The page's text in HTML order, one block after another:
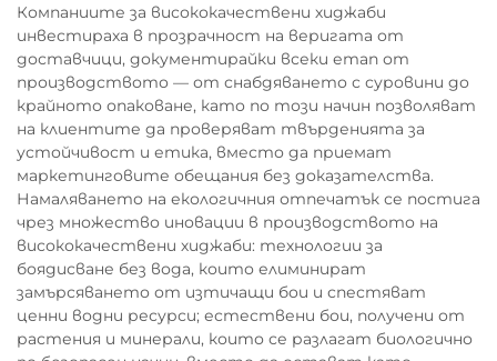
Компаниите за висококачествени хиджаби
инвестираха в прозрачност на веригата от
доставчици, документирайки всеки етап от
производството — от снабдяването с суровини до
крайното опаковане, като по този начин позволяват
на клиентите да проверяват твърденията за
устойчивост и етика, вместо да приемат
маркетинговите обещания без доказателства.
Намаляването на екологичния отпечатък се постига
чрез множество иновации в производството на
висококачествени хиджаби: технологии за
боядисване без вода, които елиминират
замърсяването от изтичащи бои и спестяват
ценни водни ресурси; естествени бои, получени от
растения и минерали, които се разлагат биологично